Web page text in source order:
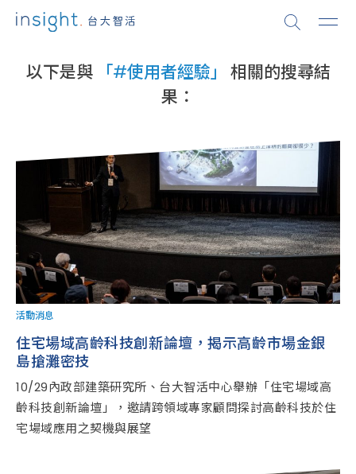
以下是與 「#使用者經驗」
相關的搜尋結
果：
活動消息
住宅場域高齡科技創新論壇，揭示高齡市場金銀
島搶灘密技
10/29內政部建築研究所、台大智活中心舉辦「住宅場域高
齡科技創新論壇」，邀請跨領域專家顧問探討高齡科技於住
宅場域應用之契機與展望